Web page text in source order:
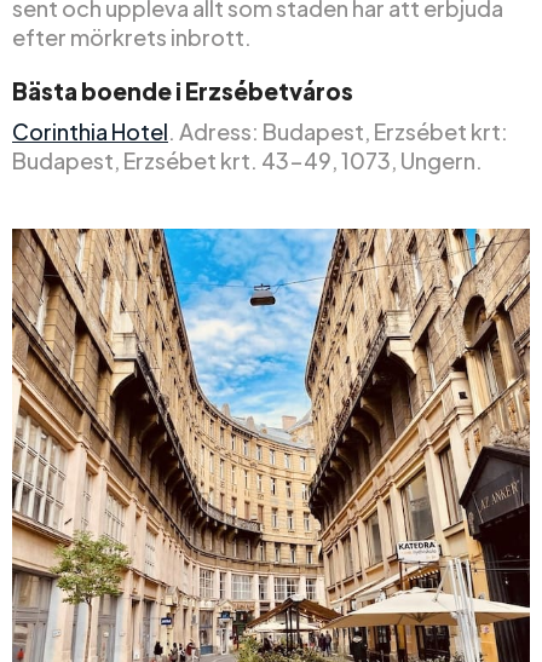
sent och uppleva allt som staden har att erbjuda
efter mörkrets inbrott.
Bästa boende i Erzsébetváros
Corinthia Hotel. Adress: Budapest, Erzsébet krt:
Budapest, Erzsébet krt. 43-49, 1073, Ungern.